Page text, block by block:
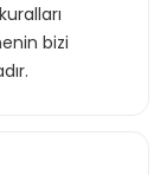
bizi
Kapsar